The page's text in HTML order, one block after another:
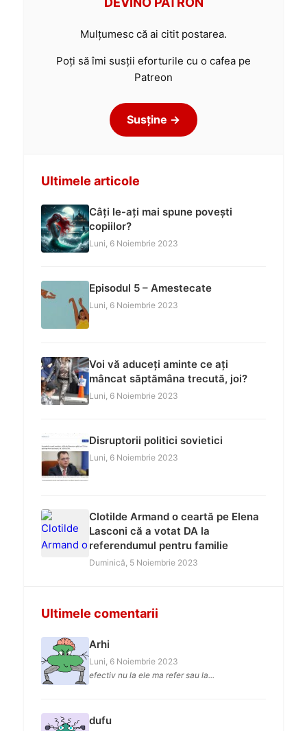
Mulțumesc că ai citit postarea.
Poți să îmi susții eforturile cu o cafea pe
Patreon
Susține →
Ultimele articole
Câți le-ați mai spune povești
copiilor?
Luni, 6 Noiembrie 2023
Episodul 5 – Amestecate
Luni, 6 Noiembrie 2023
Voi vă aduceți aminte ce ați
mâncat săptămâna trecută, joi?
Luni, 6 Noiembrie 2023
Disruptorii politici sovietici
Luni, 6 Noiembrie 2023
Clotilde Armand o ceartă pe Elena
Lasconi că a votat DA la
referendumul pentru familie
Duminică, 5 Noiembrie 2023
Ultimele comentarii
Arhi
Luni, 6 Noiembrie 2023
efectiv nu la ele ma refer sau la...
dufu